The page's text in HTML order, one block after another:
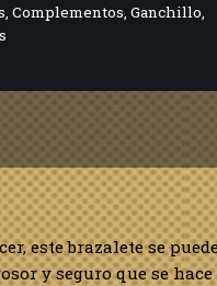
Complementos Ganchillo
este brazalete se
y seguro que se